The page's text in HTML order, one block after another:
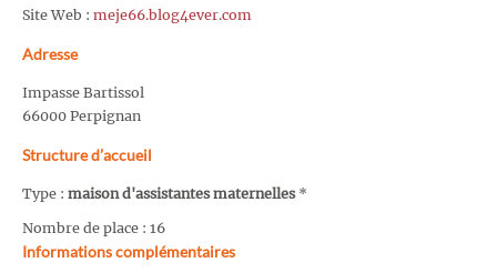
Site Web : meje66.blog4ever.com
Adresse
Impasse Bartissol
66000 Perpignan
Structure d’accueil
Type : maison d'assistantes maternelles*
Nombre de place : 16
Informations complémentaires